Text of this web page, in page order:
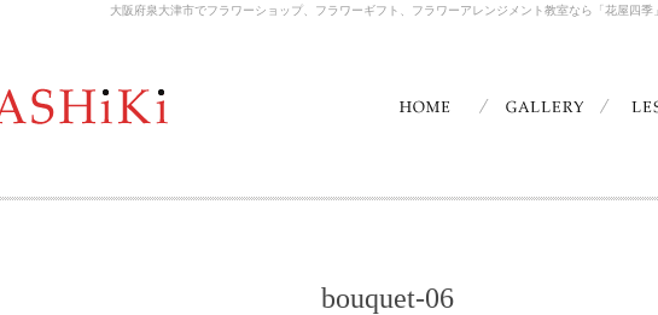
大阪府泉大津市でフラワーショップ、フラワーギフト、フラワーアレンジメント教室なら「花屋四季
bouquet-06